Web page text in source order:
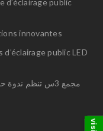
public
innovantes
public LED
مجمع 3س تنظم